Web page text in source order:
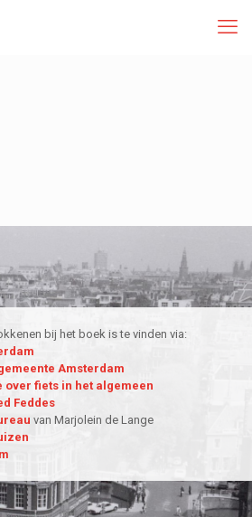
bij het boek is te vinden via:
Amsterdam
over fiets in het algemeen
Feddes
van Marjolein de Lange